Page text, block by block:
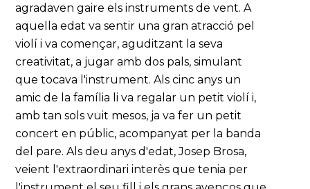
agradaven gaire els instruments de vent. A
aquella edat va sentir una gran atracció pel
violí i va començar, aguditzant la seva
creativitat, a jugar amb dos pals, simulant
que tocava l'instrument. Als cinc anys un
amic de la família li va regalar un petit violí i,
amb tan sols vuit mesos, ja va fer un petit
concert en públic, acompanyat per la banda
del pare. Als deu anys d'edat, Josep Brosa,
veient l'extraordinari interès que tenia per